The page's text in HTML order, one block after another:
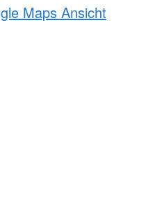
Maps Ansicht